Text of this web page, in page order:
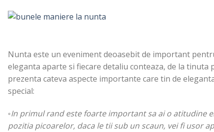
Nunta este un eveniment deoasebit de important
eleganta aparte si fiecare detaliu conteaza, de la tinuta
prezenta cateva aspecte importante care tin de
special:
◦In primul rand este foarte important sa ai o atitudine
pozitia picoarelor, daca le tii sub un scaun, vei fi usor